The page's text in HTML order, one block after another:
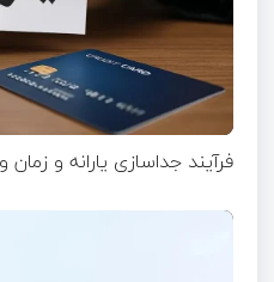
فرآیند جداسازی یارانه و زمان